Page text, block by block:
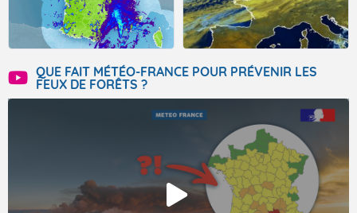
QUE FAIT MÉTÉO-FRANCE POUR PRÉVENIR LES
FEUX DE FORÊTS ?